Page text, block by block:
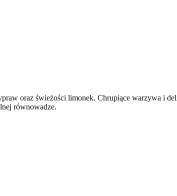
oraz świeżości limonek. Chrupiące warzywa i
równowadze.